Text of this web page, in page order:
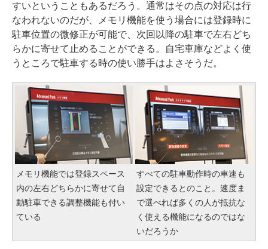
すいということもあるだろう。通常はその点の対応は行
なわれないのだが、メモリ機能を使う場合には登録時に
駐車位置の微修正が可能で、次回以降の駐車で左右どち
らかに寄せて止めることができる。自宅車庫などよく使
うところで駐車する時の使い勝手はよさそうだ。
メモリ機能では登録スペース
内の左右どちらかに寄せて自
動駐車できる調整機能も付い
ている
すべての駐車動作時の車速も
設定できるとのこと。速度ま
で選べれば多くの人が抵抗な
く使える機能になるのではな
いだろうか